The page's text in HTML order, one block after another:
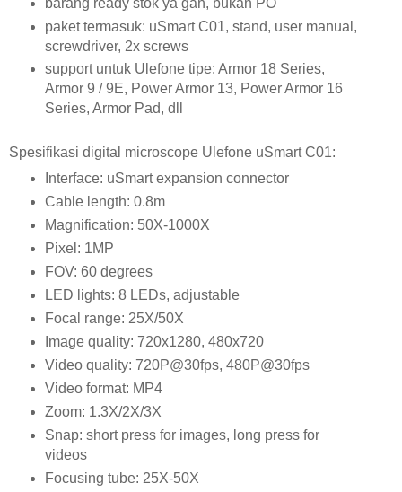
paket termasuk: uSmart C01, stand, user manual,
screwdriver, 2x screws
support untuk Ulefone tipe: Armor 18 Series,
Armor 9 / 9E, Power Armor 13, Power Armor 16
Series, Armor Pad, dll
Spesifikasi digital microscope Ulefone uSmart C01:
Interface: uSmart expansion connector
Cable length: 0.8m
Magnification: 50X-1000X
Pixel: 1MP
FOV: 60 degrees
LED lights: 8 LEDs, adjustable
Focal range: 25X/50X
Image quality: 720x1280, 480x720
Video quality: 720P@30fps, 480P@30fps
Video format: MP4
Zoom: 1.3X/2X/3X
Snap: short press for images, long press for
videos
Focusing tube: 25X-50X